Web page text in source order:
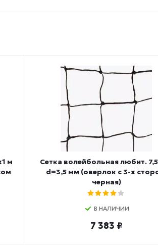
м
Сетка волейбольная любит.
d=3,5 мм (оверлок с 3-х
черная)
В НАЛИЧИИ
7 383 ₽